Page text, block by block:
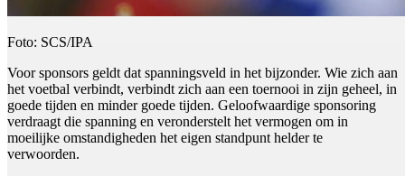
Foto: SCS/IPA
Voor sponsors geldt dat spanningsveld in het bijzonder. Wie zich aan
het voetbal verbindt, verbindt zich aan een toernooi in zijn geheel, in
goede tijden en minder goede tijden. Geloofwaardige sponsoring
verdraagt die spanning en veronderstelt het vermogen om in
moeilijke omstandigheden het eigen standpunt helder te
verwoorden.